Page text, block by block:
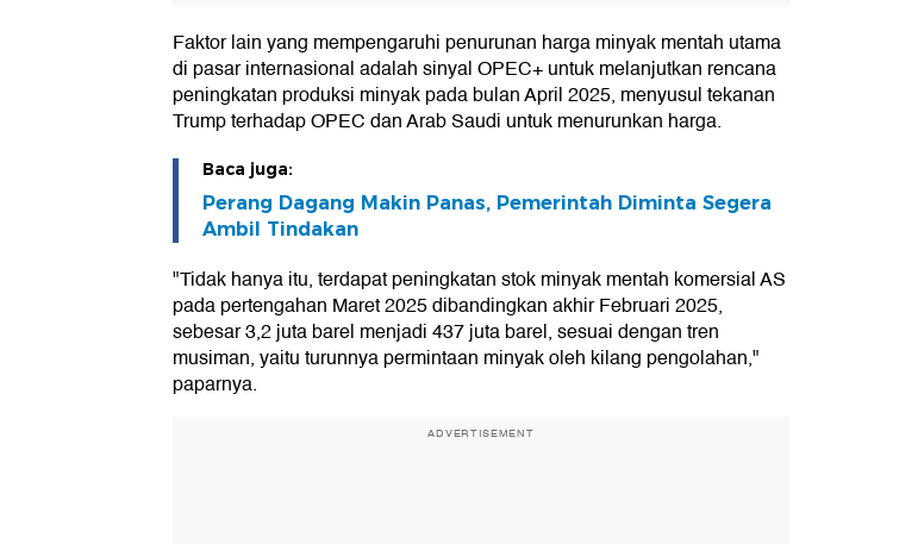
Faktor lain yang mempengaruhi penurunan harga minyak mentah utama
di pasar internasional adalah sinyal OPEC+ untuk melanjutkan rencana
peningkatan produksi minyak pada bulan April 2025, menyusul tekanan
Trump terhadap OPEC dan Arab Saudi untuk menurunkan harga.
Baca juga:
Perang Dagang Makin Panas, Pemerintah Diminta Segera
Ambil Tindakan
"Tidak hanya itu, terdapat peningkatan stok minyak mentah komersial AS
pada pertengahan Maret 2025 dibandingkan akhir Februari 2025,
sebesar 3,2 juta barel menjadi 437 juta barel, sesuai dengan tren
musiman, yaitu turunnya permintaan minyak oleh kilang pengolahan,"
paparnya.
ADVERTISEMENT